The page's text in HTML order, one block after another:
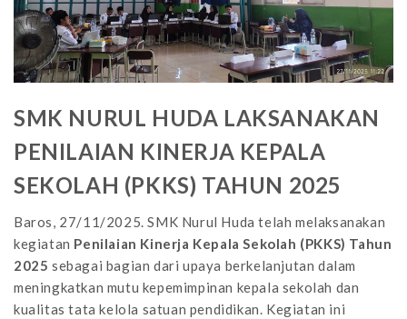
SMK NURUL HUDA LAKSANAKAN
PENILAIAN KINERJA KEPALA
SEKOLAH (PKKS) TAHUN 2025
Baros, 27/11/2025. SMK Nurul Huda telah melaksanakan
kegiatan Penilaian Kinerja Kepala Sekolah (PKKS) Tahun
2025 sebagai bagian dari upaya berkelanjutan dalam
meningkatkan mutu kepemimpinan kepala sekolah dan
kualitas tata kelola satuan pendidikan. Kegiatan ini